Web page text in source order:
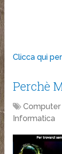
Clicca qui
Perchè
Informatica